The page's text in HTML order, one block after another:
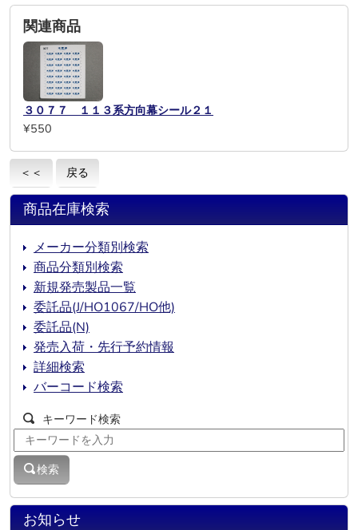
関連商品
３０７７ １１３系方向幕シール２１
¥550
＜＜ 戻る
お知らせ
商品在庫検索
メーカー分類別検索
商品分類別検索
新規発売製品一覧
委託品(J/HO1067/HO他)
委託品(N)
発売入荷・先行予約情報
詳細検索
バーコード検索
キーワード検索
検索